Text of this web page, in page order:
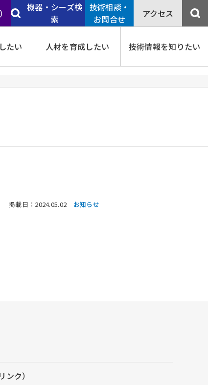
機器・シーズ検
索
技術相談・
お問合せ
アクセス
たい 人材を育成したい 技術情報を知りたい
掲載日：2024.05.02 お知らせ
ク）